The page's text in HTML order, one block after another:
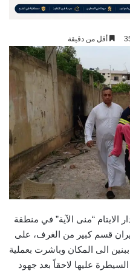
أقل من دقيقة
“منى الآية” في منطقة
قسم كبير من الغرف، على
الى المكان وباشرت بعملية
السيطرة عليها لاحقاً بعد جهود